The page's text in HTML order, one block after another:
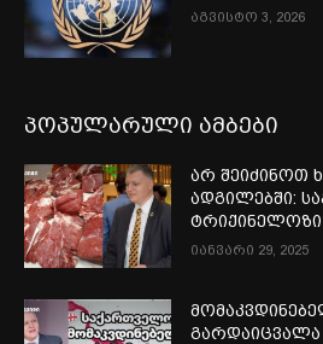
აგვისტო 3, 2026
პოპულარული ამბები
არ შეიძინოთ
ადგილებში:
იანვარი 29, 2025